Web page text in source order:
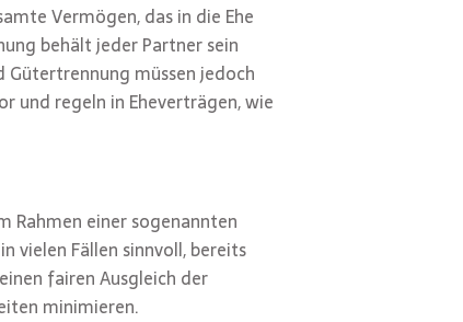
Vermögen, das in die Ehe
behält jeder Partner sein
Gütertrennung müssen jedoch
und regeln in Eheverträgen, wie
Rahmen einer sogenannten
vielen Fällen sinnvoll, bereits
fairen Ausgleich der
minimieren.